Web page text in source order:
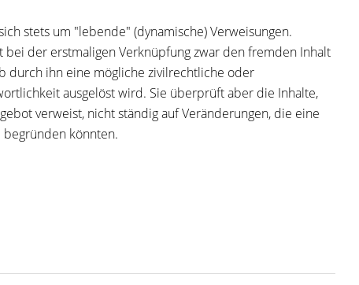
stets um "lebende" (dynamische) Verweisungen.
der erstmaligen Verknüpfung zwar den fremden Inhalt
durch ihn eine mögliche zivilrechtliche oder
ausgelöst wird. Sie überprüft aber die Inhalte,
verweist, nicht ständig auf Veränderungen, die eine
könnten.